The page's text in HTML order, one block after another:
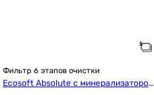
Фильтр 6 этапов очистки
Ecosoft Absolute с минерализаторо